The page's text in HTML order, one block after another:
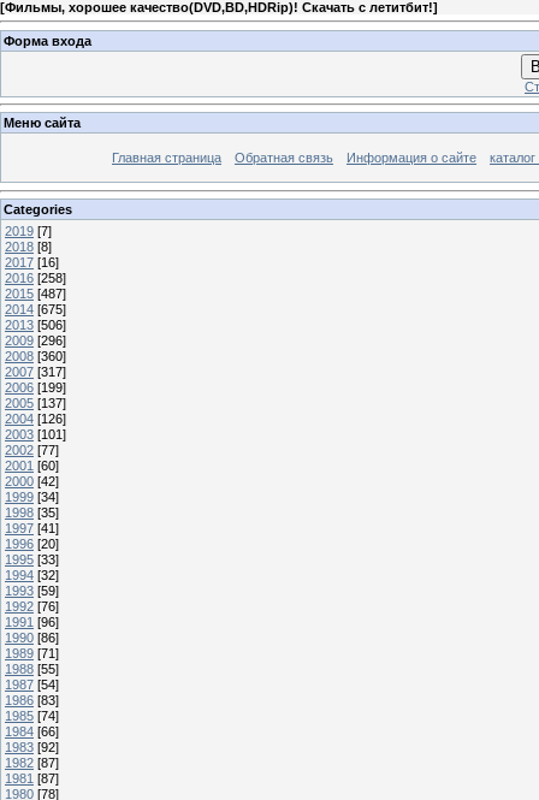
[Фильмы, хорошее качество(DVD,BD,HDRip)! Скачать с летитбит!]
Форма входа
Меню сайта
Главная страница Обратная связь Информация о сайте
Categories
2019 [7]
2018 [8]
2017 [16]
2016 [258]
2015 [487]
2014 [675]
2013 [506]
2009 [296]
2008 [360]
2007 [317]
2006 [199]
2005 [137]
2004 [126]
2003 [101]
2002 [77]
2001 [60]
2000 [42]
1999 [34]
1998 [35]
1997 [41]
1996 [20]
1995 [33]
1994 [32]
1993 [59]
1992 [76]
1991 [96]
1990 [86]
1989 [71]
1988 [55]
1987 [54]
1986 [83]
1985 [74]
1984 [66]
1983 [92]
1982 [87]
1981 [87]
1980 [78]